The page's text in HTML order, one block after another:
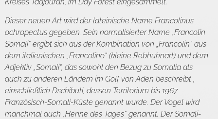
Dieser neuen Art wird der lateinische Name Francolinus
ochropectus gegeben. Sein normalisierter Name „Francolin
Somali“ ergibt sich aus der Kombination von „Francolin“ aus
dem italienischen „Francolino“ (kleine Rebhuhnart) und dem
Adjektiv „Somali“, das sowohl den Bezug zu Somalia als
auch zu anderen Ländern im Golf von Aden beschreibt ,
einschließlich Dschibuti, dessen Territorium bis 1967
Französisch-Somali-Küste genannt wurde. Der Vogel wird
manchmal auch „Henne des Tages“ genannt. Der Somali-